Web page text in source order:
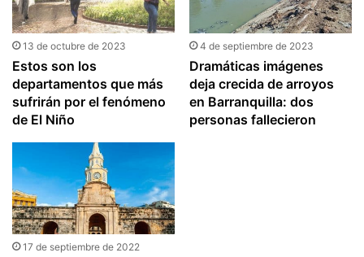
13 de octubre de 2023
Estos son los
departamentos que más
sufrirán por el fenómeno
de El Niño
4 de septiembre de 2023
Dramáticas imágenes
deja crecida de arroyos
en Barranquilla: dos
personas fallecieron
17 de septiembre de 2022